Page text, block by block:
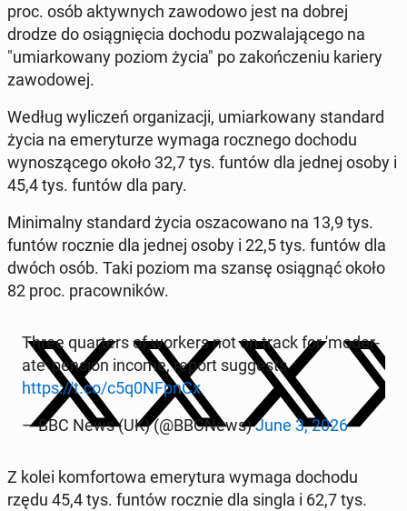
proc. osób ak­ty­wnych za­wodowo jest na dobrej
drodze do os­iąg­nię­cia dochodu pozwala­jącego na
"umi­arkowany poziom życia" po za­kończe­niu kariery
za­wodowej.
Według wyliczeń or­ga­ni­za­cji, umi­arkowany stan­dard
życia na emery­turze wymaga rocznego dochodu
wynoszącego około 32,7 tys. funtów dla jednej osoby i
45,4 tys. funtów dla pary.
Min­i­mal­ny stan­dard życia os­za­cow­ano na 13,9 tys.
funtów rocznie dla jednej osoby i 22,5 tys. funtów dla
dwóch osób. Taki poziom ma szansę os­iągnąć około
82 proc. pra­cown­ików.
Three quar­ters of workers not on track for 'mod­er­
ate' pension income, report sug­gests
https://t.co/c5q0NFpnCx
— BBC News (UK) (@BBCNews)June 3, 2026
Z kolei kom­for­towa emery­tu­ra wymaga dochodu
rzędu 45,4 tys. funtów rocznie dla singla i 62,7 tys.